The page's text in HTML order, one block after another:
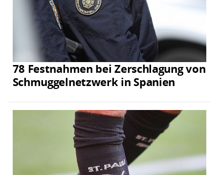
78 Festnahmen bei Zerschlagung von
Schmuggelnetzwerk in Spanien